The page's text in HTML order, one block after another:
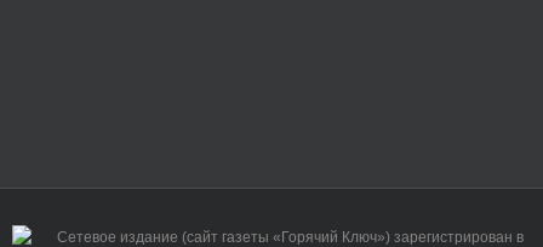
Сетевое издание (сайт газеты «Горячий Ключ») зарегистрирован в